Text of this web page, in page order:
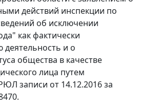
действий инспекции по
об исключении
как фактически
деятельность и о
общества в качестве
лица путем
записи от 14.12.2016 за